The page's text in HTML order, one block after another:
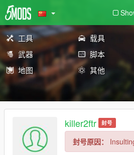
工具 载具
武器
脚本
地图
其他
killer2ftr 封号
封号原因：